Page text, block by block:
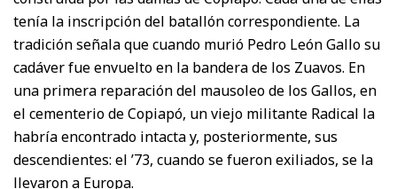
tenía la inscripción del batallón correspondiente. La
tradición señala que cuando murió Pedro León Gallo su
cadáver fue envuelto en la bandera de los Zuavos. En
una primera reparación del mausoleo de los Gallos, en
el cementerio de Copiapó, un viejo militante Radical la
habría encontrado intacta y, posteriormente, sus
descendientes: el ’73, cuando se fueron exiliados, se la
llevaron a Europa.